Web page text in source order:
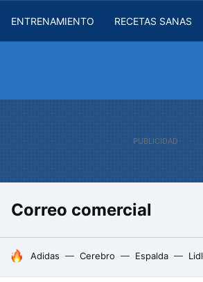
ENTRENAMIENTO RECETAS SANAS
Correo comercial
HOY SE HABLA DE
Adidas Cerebro Espalda Lidl